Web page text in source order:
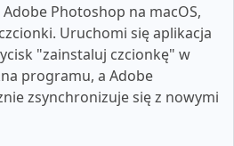
Photoshop na macOS,
Uruchomi się aplikacja
"zainstaluj czcionkę" w
programu, a Adobe
zsynchronizuje się z nowymi